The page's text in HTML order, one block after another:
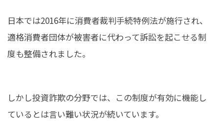
日本では2016年に消費者裁判手続特例法が施行され、
適格消費者団体が被害者に代わって訴訟を起こせる制
度も整備されました。
しかし投資詐欺の分野では、この制度が有効に機能し
ているとは言い難い状況が続いています。